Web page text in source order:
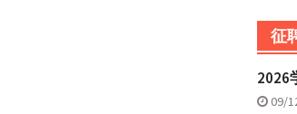
征
2026
09/